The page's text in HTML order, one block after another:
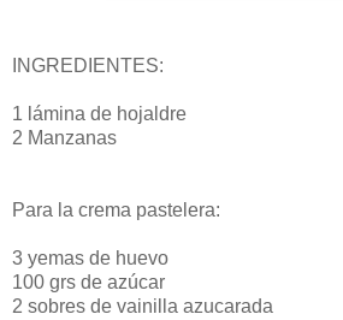
INGREDIENTES:
1 lámina de hojaldre
2 Manzanas
Para la crema pastelera:
3 yemas de huevo
100 grs de azúcar
2 sobres de vainilla azucarada